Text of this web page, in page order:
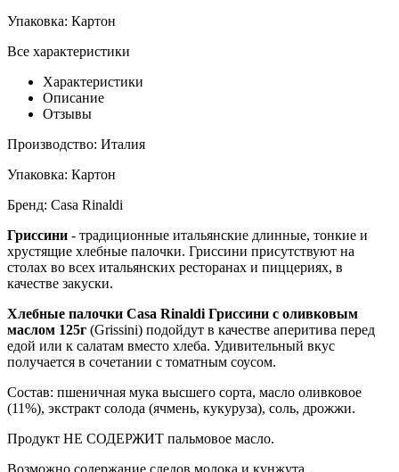
Упаковка: Картон
Все характеристики
Характеристики
Описание
Отзывы
Производство: Италия
Упаковка: Картон
Бренд: Casa Rinaldi
Гриссини - традиционные итальянские длинные, тонкие и
хрустящие хлебные палочки. Гриссини присутствуют на
столах во всех итальянских ресторанах и пиццериях, в
качестве закуски.
Хлебные палочки Casa Rinaldi Гриссини с оливковым
маслом 125г (Grissini) подойдут в качестве аперитива перед
едой или к салатам вместо хлеба. Удивительный вкус
получается в сочетании с томатным соусом.
Состав: пшеничная мука высшего сорта, масло оливковое
(11%), экстракт солода (ячмень, кукуруза), соль, дрожжи.
Продукт НЕ СОДЕРЖИТ пальмовое масло.
Возможно содержание следов молока и кунжута.